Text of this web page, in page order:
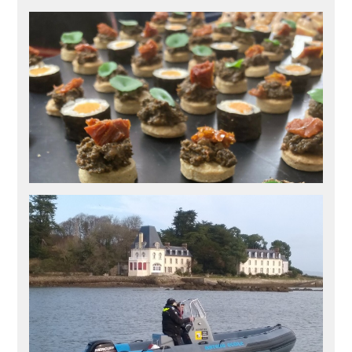
Actualités,Formations
douarnenez,école française de croisière,navigation
Conférences météo de Jean-Jacques
Quéré
Retrouvez ici les différents supports écrits et video des
conférences météo 2024 de Jean-Jacques Quéré
Météorologie,Un peu de théorie...
douarnenez,meteo marine,navigation,théorie,voile ,
winchesclub